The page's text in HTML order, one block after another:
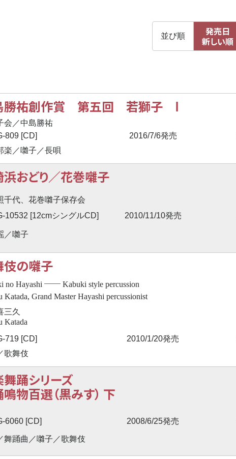
並び順
発売日
新しい順
勝祐創作賞 第五回 若獅子 Ⅰ
会／中島勝祐
809 [CD]
2016/7/6発売
楽／囃子／長唄
浜おどり／花巻囃子
千代、花巻囃子保存会
10532 [12cmシングルCD]
2010/11/10発売
／囃子
伎の囃子
no Hayashi ── Kabuki style percussion
Katada, Grand Master Hayashi percussionist
三久
Katada
719 [CD]
2010/1/20発売
歌舞伎
踊シリーズ
物百選（黒みす） 下
6060 [CD] 2008/6/25発売
舞踊曲／囃子／歌舞伎